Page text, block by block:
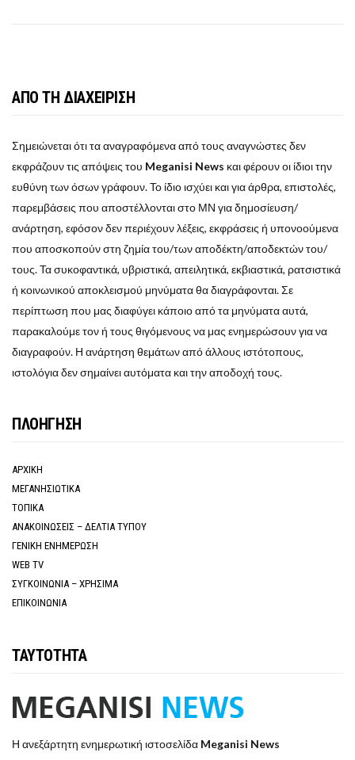
ΑΠΟ ΤΗ ΔΙΑΧΕΙΡΙΣΗ
Σημειώνεται ότι τα αναγραφόμενα από τους αναγνώστες δεν
εκφράζουν τις απόψεις του Meganisi News και φέρουν οι ίδιοι την
ευθύνη των όσων γράφουν. Το ίδιο ισχύει και για άρθρα, επιστολές,
παρεμβάσεις που αποστέλλονται στο ΜΝ για δημοσίευση/
ανάρτηση, εφόσον δεν περιέχουν λέξεις, εκφράσεις ή υπονοούμενα
που αποσκοπούν στη ζημία του/των αποδέκτη/αποδεκτών του/
τους. Τα συκοφαντικά, υβριστικά, απειλητικά, εκβιαστικά, ρατσιστικά
ή κοινωνικού αποκλεισμού μηνύματα θα διαγράφονται. Σε
περίπτωση που μας διαφύγει κάποιο από τα μηνύματα αυτά,
παρακαλούμε τον ή τους θιγόμενους να μας ενημερώσουν για να
διαγραφούν. Η ανάρτηση θεμάτων από άλλους ιστότοπους,
ιστολόγια δεν σημαίνει αυτόματα και την αποδοχή τους.
ΠΛΟΗΓΗΣΗ
ΑΡΧΙΚΗ
ΜΕΓΑΝΗΣΙΩΤΙΚΑ
ΤΟΠΙΚΑ
ΑΝΑΚΟΙΝΩΣΕΙΣ – ΔΕΛΤΙΑ ΤΥΠΟΥ
ΓΕΝΙΚΗ ΕΝΗΜΕΡΩΣΗ
WEB TV
ΣΥΓΚΟΙΝΩΝΙΑ – ΧΡΗΣΙΜΑ
ΕΠΙΚΟΙΝΩΝΙΑ
ΤΑΥΤΟΤΗΤΑ
Η ανεξάρτητη ενημερωτική ιστοσελίδα Meganisi News